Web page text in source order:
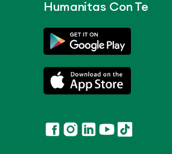
Humanitas Con Te